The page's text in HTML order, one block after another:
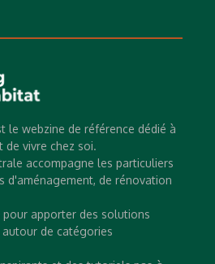
le webzine de référence dédié à
vivre chez soi.
accompagne les particuliers
d'aménagement, de rénovation
pour apporter des solutions
de catégories